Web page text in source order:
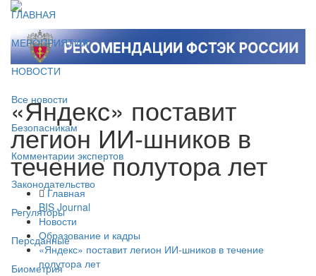
ГЛАВНАЯ
МЕРОПРИЯТИЯ
НОВОСТИ
Все новости
Безопасникам
Комментарии экспертов
Законодательство
Регуляторы
Персданные
Биометрия
«Яндекс» поставит
легион ИИ-шников в
течение полутора лет
Главная
BIS Journal
Новости
Образование и кадры
«Яндекс» поставит легион ИИ-шников в течение
полутора лет